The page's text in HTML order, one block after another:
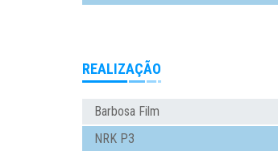
REALIZAÇÃO
Barbosa Film
NRK P3